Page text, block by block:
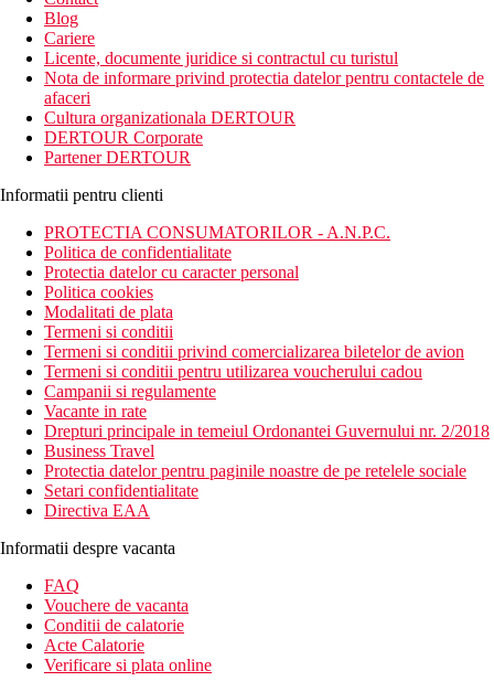
Blog
Cariere
Licente, documente juridice si contractul cu turistul
Nota de informare privind protectia datelor pentru contactele de
afaceri
Cultura organizationala DERTOUR
DERTOUR Corporate
Partener DERTOUR
Informatii pentru clienti
PROTECTIA CONSUMATORILOR - A.N.P.C.
Politica de confidentialitate
Protectia datelor cu caracter personal
Politica cookies
Modalitati de plata
Termeni si conditii
Termeni si conditii privind comercializarea biletelor de avion
Termeni si conditii pentru utilizarea voucherului cadou
Campanii si regulamente
Vacante in rate
Drepturi principale in temeiul Ordonantei Guvernului nr. 2/2018
Business Travel
Protectia datelor pentru paginile noastre de pe retelele sociale
Setari confidentialitate
Directiva EAA
Informatii despre vacanta
FAQ
Vouchere de vacanta
Conditii de calatorie
Acte Calatorie
Verificare si plata online